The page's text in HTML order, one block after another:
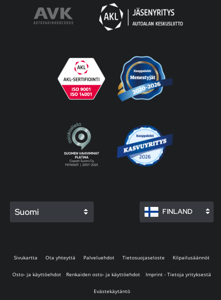
Suomi FINLAND
Sivukartta Ota yhteyttä Palveluehdot Tietosuojaseloste Kilpailusäännöt
Osto- ja käyttöehdot Renkaiden osto- ja käyttöehdot Imprint - Tietoja yrityksestä
Evästekäytäntö